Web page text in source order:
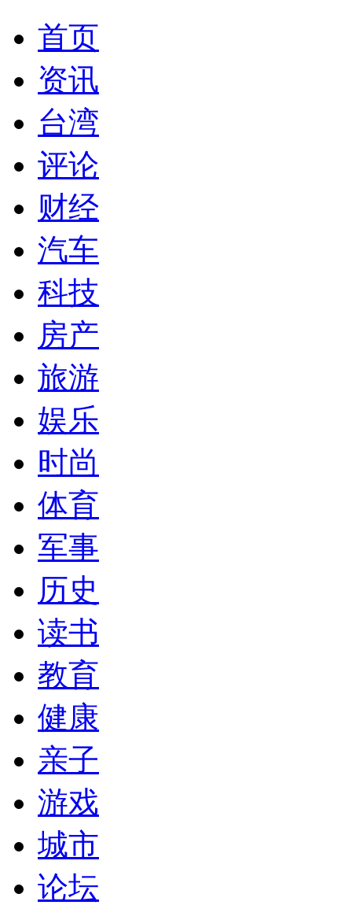
首页
资讯
台湾
评论
财经
汽车
科技
房产
旅游
娱乐
时尚
体育
军事
历史
读书
教育
健康
亲子
游戏
城市
论坛